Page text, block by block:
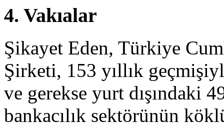
4. Vakıalar
Şikayet Eden, Türkiye
Şirketi, 153 yıllık
ve gerekse yurt dışındaki
bankacılık sektörünün